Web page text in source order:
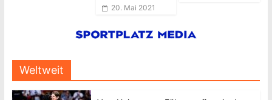
20. Mai 2021
Weltweit